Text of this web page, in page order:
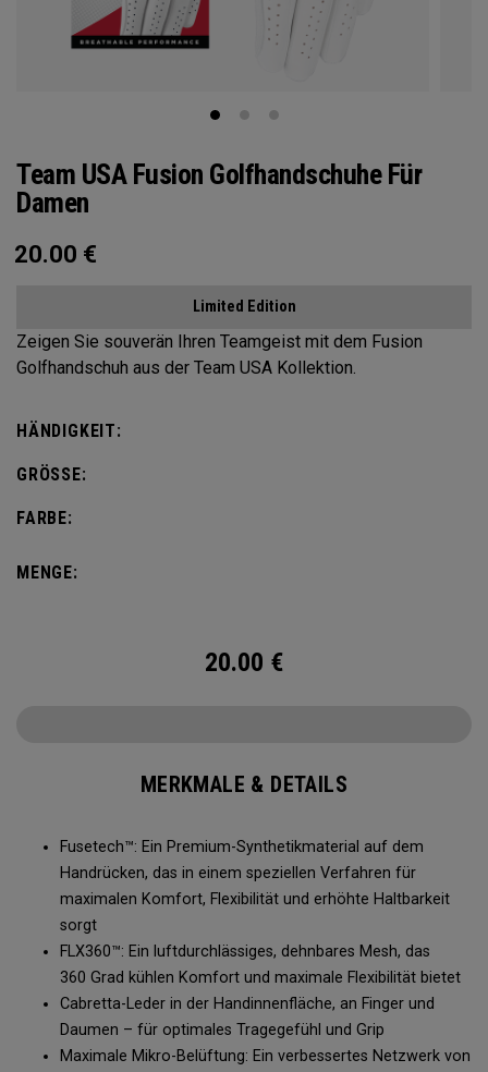
Team USA Fusion Golfhandschuhe Für
Damen
20.00 €
Limited Edition
Zeigen Sie souverän Ihren Teamgeist mit dem Fusion
Golfhandschuh aus der Team USA Kollektion.
HÄNDIGKEIT:
GRÖSSE:
FARBE:
MENGE:
20.00 €
MERKMALE & DETAILS
Fusetech™: Ein Premium-Synthetikmaterial auf dem
Handrücken, das in einem speziellen Verfahren für
maximalen Komfort, Flexibilität und erhöhte Haltbarkeit
sorgt
FLX360™: Ein luftdurchlässiges, dehnbares Mesh, das
360 Grad kühlen Komfort und maximale Flexibilität bietet
Cabretta-Leder in der Handinnenfläche, an Finger und
Daumen – für optimales Tragegefühl und Grip
Maximale Mikro-Belüftung: Ein verbessertes Netzwerk von